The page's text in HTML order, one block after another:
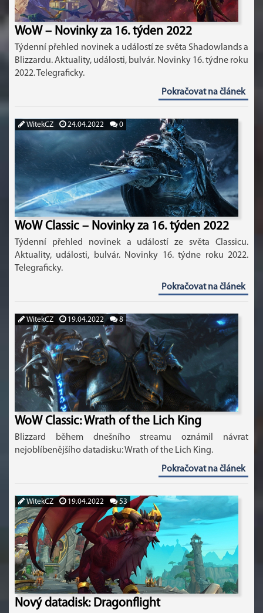
WoW – Novinky za 16. týden 2022
Týdenní přehled novinek a událostí ze světa Shadowlands a
Blizzardu. Aktuality, události, bulvár. Novinky 16. týdne roku
2022. Telegraficky.
Pokračovat na článek
WitekCZ 24.04.2022 0
WoW Classic – Novinky za 16. týden 2022
Týdenní přehled novinek a událostí ze světa Classicu.
Aktuality, události, bulvár. Novinky 16. týdne roku 2022.
Telegraficky.
Pokračovat na článek
WitekCZ 19.04.2022 8
WoW Classic: Wrath of the Lich King
Blizzard během dnešního streamu oznámil návrat
nejoblíbenějšího datadisku: Wrath of the Lich King.
Pokračovat na článek
WitekCZ 19.04.2022 53
Nový datadisk: Dragonflight